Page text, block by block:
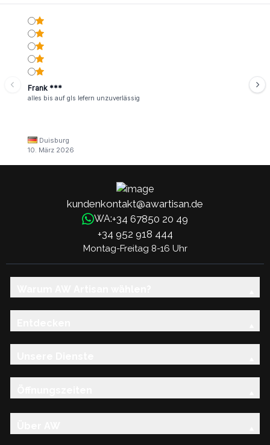
Frank ***
alles bis auf gls lefern unzuverlässig
Duisburg
10. März 2026
kundenkontakt@awartisan.de
WA:+34 67850 20 49
+34 952 918 444
Montag-Freitag 8-16 Uhr